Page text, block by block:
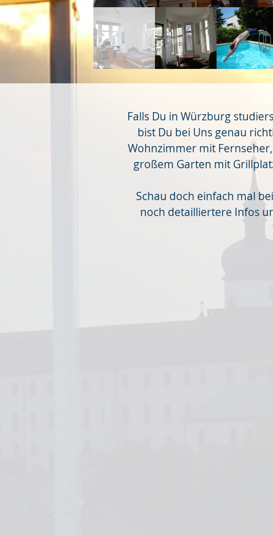
Falls Du in Würzburg
bist Du bei Uns genau
Wohnzimmer mit
großem Garten mit
Schau doch einfach mal
noch detailliertere Infos